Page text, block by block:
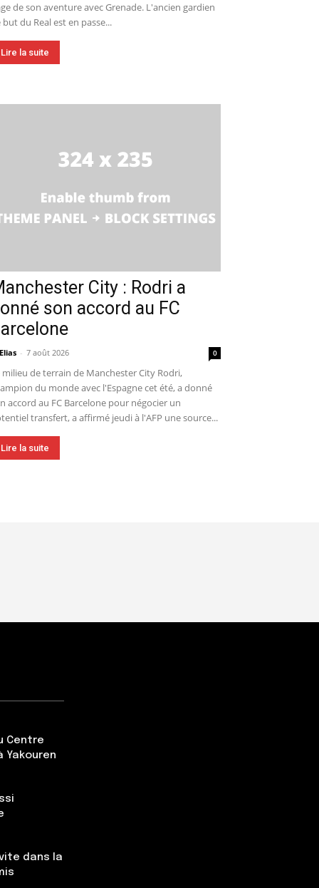
de son aventure avec Grenade. L'ancien gardien
but du Real est en passe...
Lire la suite
City : Rodri a
son accord au FC
- 7 août 2026 0
milieu de terrain de Manchester City Rodri,
du monde avec l'Espagne cet été, a donné
accord au FC Barcelone pour négocier un
transfert, a affirmé jeudi à l'AFP une source...
Lire la suite
Centre
Yakouren
dans la